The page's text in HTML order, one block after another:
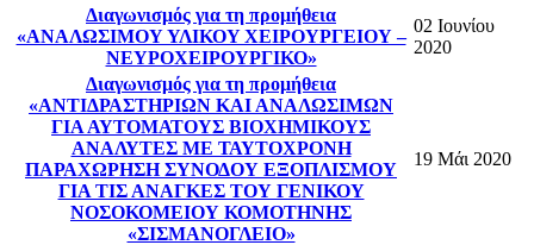
Διαγωνισμός για τη προμήθεια
«ΑΝΑΛΩΣΙΜΟY ΥΛΙΚΟY ΧΕΙΡΟΥΡΓΕΙΟΥ –
ΝΕΥΡΟΧΕΙΡΟΥΡΓΙΚΟ»
02 Ιουνίου
2020
Διαγωνισμός για τη προμήθεια
«ΑΝΤΙΔΡΑΣΤΗΡΙΩΝ ΚΑΙ ΑΝΑΛΩΣΙΜΩΝ
ΓΙΑ ΑΥΤΟΜΑΤΟΥΣ ΒΙΟΧΗΜΙΚΟΥΣ
ΑΝΑΛΥΤΕΣ ΜΕ ΤΑΥΤΟΧΡΟΝΗ
ΠΑΡΑΧΩΡΗΣΗ ΣΥΝΟΔΟΥ ΕΞΟΠΛΙΣΜΟΥ
ΓΙΑ ΤΙΣ ΑΝΑΓΚΕΣ ΤΟΥ ΓΕΝΙΚΟΥ
ΝΟΣΟΚΟΜΕΙΟΥ ΚΟΜΟΤΗΝΗΣ
«ΣΙΣΜΑΝΟΓΛΕΙΟ»
19 Μάι 2020